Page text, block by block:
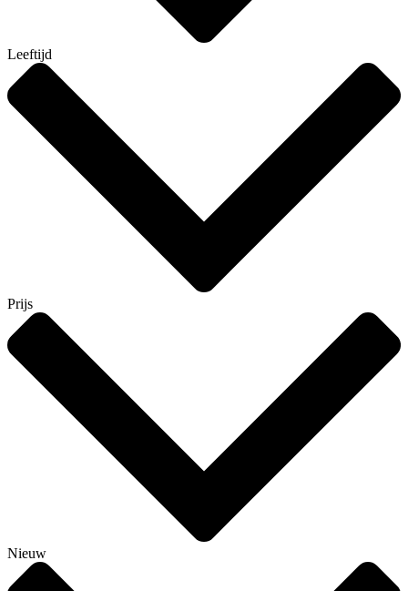
Leeftijd
Prijs
Nieuw